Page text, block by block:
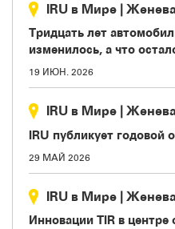
IRU в Мире | Женева
Тридцать лет
изменилось, а что
19 ИЮН. 2026
IRU в Мире | Женева
IRU публикует годовой
29 МАЙ 2026
IRU в Мире | Женева
Инновации TIR в центре